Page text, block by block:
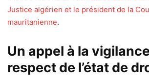
Justice algérien et le président de la
mauritanienne.
Un appel à la
respect de l’état de